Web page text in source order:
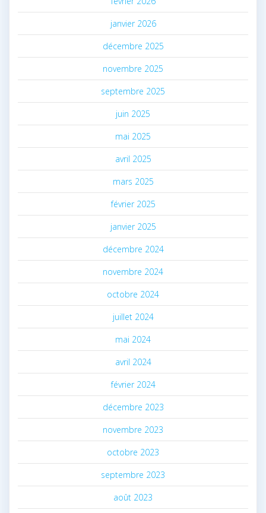
janvier 2026
décembre 2025
novembre 2025
septembre 2025
juin 2025
mai 2025
avril 2025
mars 2025
février 2025
janvier 2025
décembre 2024
novembre 2024
octobre 2024
juillet 2024
mai 2024
avril 2024
février 2024
décembre 2023
novembre 2023
octobre 2023
septembre 2023
août 2023